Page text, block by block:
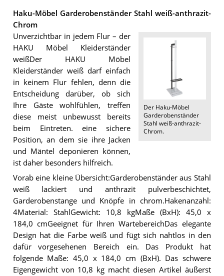
Haku-Möbel Garderobenständer Stahl weiß-anthrazit-
Chrom
Der Haku-Möbel
Garderobenständer
Stahl weiß-anthrazit-
Chrom.
Unverzichtbar in jedem Flur – der
HAKU Möbel Kleiderständer
weißDer HAKU Möbel
Kleiderständer weiß darf einfach
in keinem Flur fehlen, denn die
Entscheidung darüber, ob sich
Ihre Gäste wohlfühlen, treffen
diese meist unbewusst bereits
beim Eintreten. eine sichere
Position, an dem sie ihre Jacken
und Mäntel deponieren können,
ist daher besonders hilfreich.
Vorab eine kleine Übersicht:Garderobenständer aus Stahl
weiß lackiert und anthrazit pulverbeschichtet,
Garderobenstange und Knöpfe in chrom.Hakenanzahl:
4Material: StahlGewicht: 10,8 kgMaße (BxH): 45,0 x
184,0 cmGeeignet für Ihren WartebereichDas elegante
Design hat die Farbe weiß und fügt sich nahtlos in den
dafür vorgesehenen Bereich ein. Das Produkt hat
folgende Maße: 45,0 x 184,0 cm (BxH). Das schwere
Eigengewicht von 10,8 kg macht diesen Artikel äußerst